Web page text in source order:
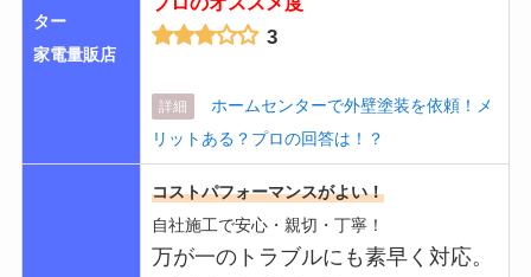
ター
家電量販店
3
詳細
ホームセンターで外壁塗装を依頼！メ
リットある？プロの回答は！？
コストパフォーマンスがよい！
自社施工で安心・親切・丁寧！
万が一のトラブルにも素早く対応。